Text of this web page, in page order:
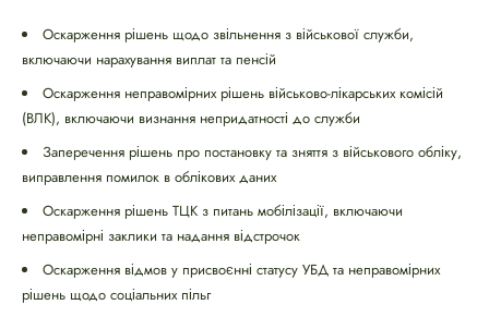
Оскарження рішень щодо звільнення з військової служби,
включаючи нарахування виплат та пенсій
Оскарження неправомірних рішень військово-лікарських комісій
(ВЛК), включаючи визнання непридатності до служби
Заперечення рішень про постановку та зняття з військового обліку,
виправлення помилок в облікових даних
Оскарження рішень ТЦК з питань мобілізації, включаючи
неправомірні заклики та надання відстрочок
Оскарження відмов у присвоєнні статусу УБД та неправомірних
рішень щодо соціальних пільг